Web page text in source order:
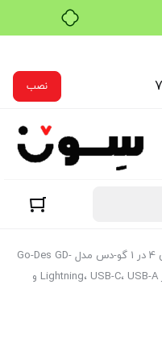
نصب
/ کارت‌خوان 4 در 1 گو-دس مدل Go-Des GD-
DK103 | کارت‌خوان SD و TF با پشتیبانی از Lightning، USB-C، USB-A و